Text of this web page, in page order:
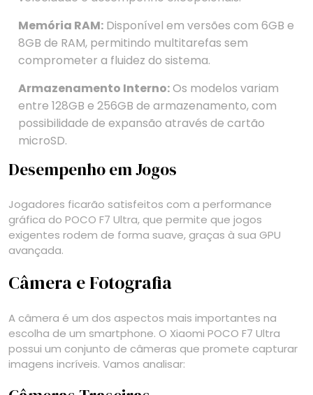
Memória RAM: Disponível em versões com 6GB e
8GB de RAM, permitindo multitarefas sem
comprometer a fluidez do sistema.
Armazenamento Interno:Os modelos variam
entre 128GB e 256GB de armazenamento, com
possibilidade de expansão através de cartão
microSD.
Desempenho em Jogos
Jogadores ficarão satisfeitos com a performance
gráfica do POCO F7 Ultra, que permite que jogos
exigentes rodem de forma suave, graças à sua GPU
avançada.
Câmera e Fotografia
A câmera é um dos aspectos mais importantes na
escolha de um smartphone. O Xiaomi POCO F7 Ultra
possui um conjunto de câmeras que promete capturar
imagens incríveis. Vamos analisar: